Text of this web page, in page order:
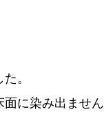
。
に染み出ませ